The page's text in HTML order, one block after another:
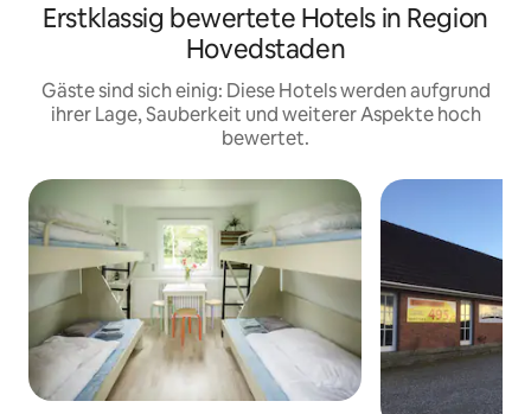
Erstklassig bewertete Hotels in Region
Hovedstaden
Gäste sind sich einig: Diese Hotels werden aufgrund
ihrer Lage, Sauberkeit und weiterer Aspekte hoch
bewertet.